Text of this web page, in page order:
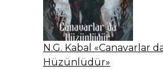
N.G. Kabal «Canavarlar
Hüzünlüdür»